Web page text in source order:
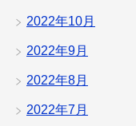
2022年10月
2022年9月
2022年8月
2022年7月